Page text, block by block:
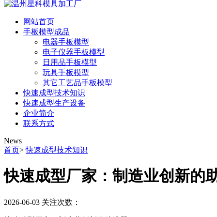
网站首页
手板模型成品
电器手板模型
电子仪器手板模型
日用品手板模型
玩具手板模型
其它工艺品手板模型
快速成型技术知识
快速成型生产设备
企业简介
联系方式
News
首页>快速成型技术知识
快速成型厂家：制造业创新的
2026-06-03 关注次数：